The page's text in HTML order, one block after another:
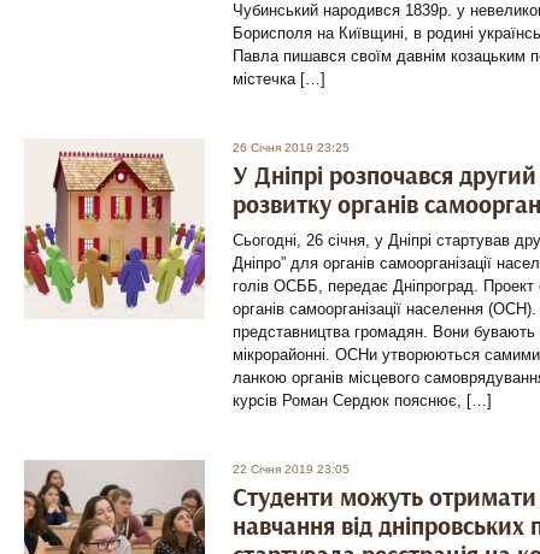
Чубинський народився 1839р. у
Борисполя на Київщині, в родині
Павла пишався своїм давнім козацьким
містечка […]
26 Січня 2019 23:25
У Дніпрі розпочався
розвитку органів
Сьогодні, 26 січня, у Дніпрі стартував
Дніпро” для органів самоорганізації
голів ОСББ, передає Дніпроград.
органів самоорганізації населення
представництва громадян. Вони бувають
мікрорайонні. ОСНи утворюються
ланкою органів місцевого
курсів Роман Сердюк пояснює, […]
22 Січня 2019 23:05
Студенти можуть
навчання від дніпровських